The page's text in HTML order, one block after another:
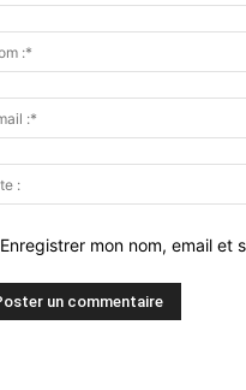
Enregistrer mon nom, email et